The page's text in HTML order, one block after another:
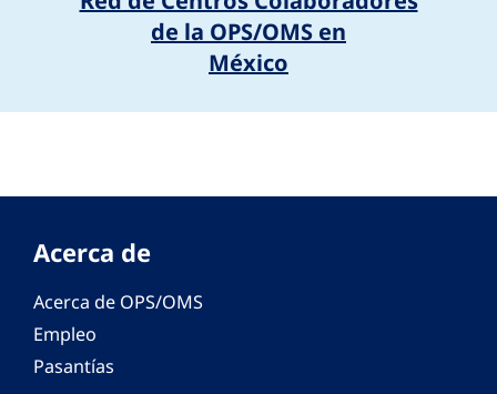
de la OPS/OMS en
México
Acerca de
Acerca de OPS/OMS
Empleo
Pasantías